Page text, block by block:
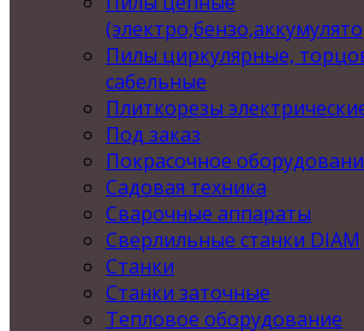
Пилы циркулярные,
сабельные
Плиткорезы
Под заказ
Покрасочное
Садовая техника
Сварочные аппараты
Сверлильные станки DIAM
Станки
Станки заточные
Тепловое оборудование